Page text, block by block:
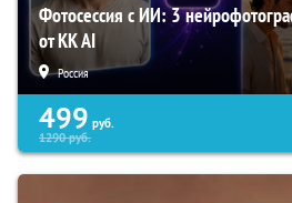
Фотосессия с ИИ: 3
от KK AI
Россия
499 руб.
1290руб.